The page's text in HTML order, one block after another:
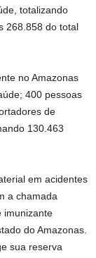
totalizando
268.858 do total
no Amazonas
400 pessoas
de
130.463
em acidentes
a chamada
imunizante
do Amazonas.
sua reserva